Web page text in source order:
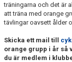
träningarna och det är
att träna med orange
tävlingar oavsett ålder
Skicka ett mail till
orange grupp i år så
du är medlem i